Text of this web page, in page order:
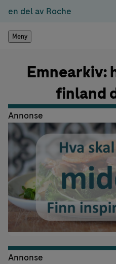
en del av Roche
Meny
Emnearkiv:
finland
Annonse
Annonse